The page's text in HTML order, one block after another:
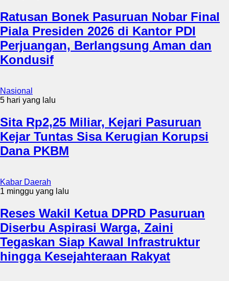
Ratusan Bonek Pasuruan Nobar Final
Piala Presiden 2026 di Kantor PDI
Perjuangan, Berlangsung Aman dan
Kondusif
Nasional
5 hari yang lalu
Sita Rp2,25 Miliar, Kejari Pasuruan
Kejar Tuntas Sisa Kerugian Korupsi
Dana PKBM
Kabar Daerah
1 minggu yang lalu
Reses Wakil Ketua DPRD Pasuruan
Diserbu Aspirasi Warga, Zaini
Tegaskan Siap Kawal Infrastruktur
hingga Kesejahteraan Rakyat